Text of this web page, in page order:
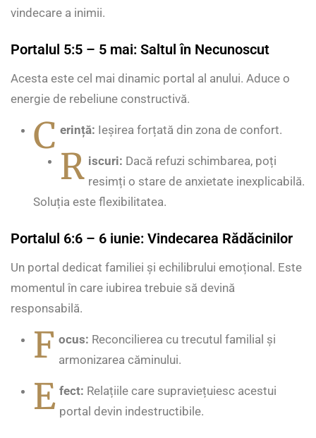
vindecare a inimii.
Portalul 5:5 – 5 mai: Saltul în Necunoscut
Acesta este cel mai dinamic portal al anului. Aduce o
energie de rebeliune constructivă.
C erință: Ieșirea forțată din zona de confort.
R iscuri: Dacă refuzi schimbarea, poți
resimți o stare de anxietate inexplicabilă.
Soluția este flexibilitatea.
Portalul 6:6 – 6 iunie: Vindecarea Rădăcinilor
Un portal dedicat familiei și echilibrului emoțional. Este
momentul în care iubirea trebuie să devină
responsabilă.
F ocus: Reconcilierea cu trecutul familial și
armonizarea căminului.
E fect: Relațiile care supraviețuiesc acestui
portal devin indestructibile.